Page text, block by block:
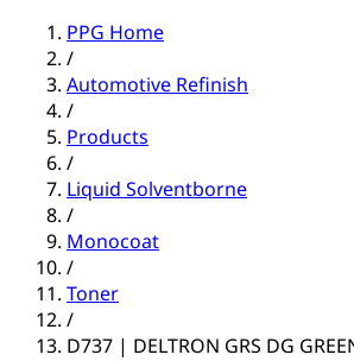
PPG Home
/
Automotive Refinish
/
Products
/
Liquid Solventborne
/
Monocoat
/
Toner
/
D737 | DELTRON GRS DG